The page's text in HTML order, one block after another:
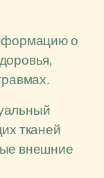
о
тканей
внешние